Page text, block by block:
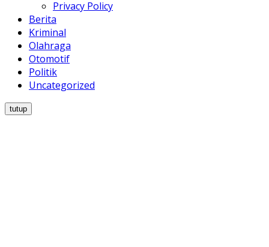
Privacy Policy
Berita
Kriminal
Olahraga
Otomotif
Politik
Uncategorized
tutup